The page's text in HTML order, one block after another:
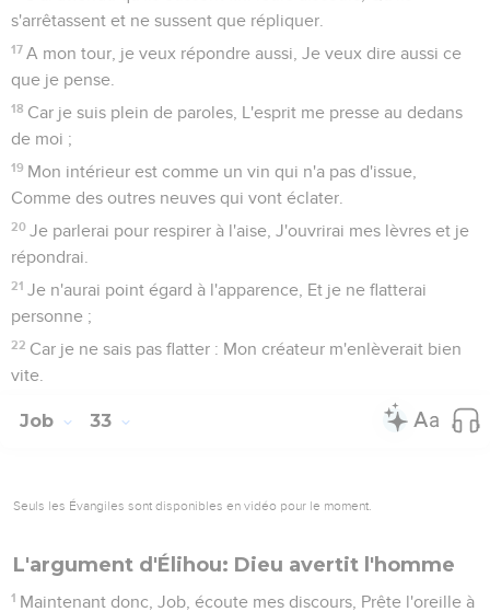
s'arrêtassent et ne sussent que répliquer.
17 A mon tour, je veux répondre aussi, Je veux dire aussi ce
que je pense.
18 Car je suis plein de paroles, L'esprit me presse au dedans
de moi ;
19 Mon intérieur est comme un vin qui n'a pas d'issue,
Comme des outres neuves qui vont éclater.
20 Je parlerai pour respirer à l'aise, J'ouvrirai mes lèvres et je
répondrai.
21 Je n'aurai point égard à l'apparence, Et je ne flatterai
personne ;
22 Car je ne sais pas flatter : Mon créateur m'enlèverait bien
vite.
Job 33
Seuls les Évangiles sont disponibles en vidéo pour le moment.
L'argument d'Élihou: Dieu avertit l'homme
1 Maintenant donc, Job, écoute mes discours, Prête l'oreille à